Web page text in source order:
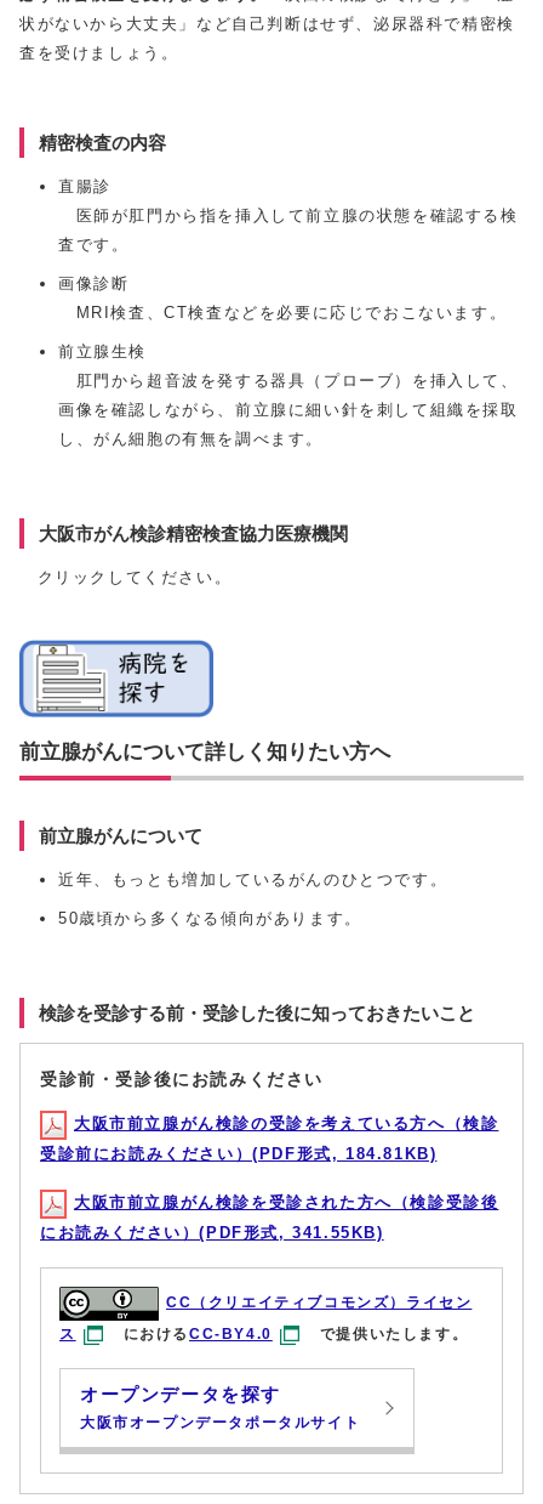
状がないから大丈夫」など自己判断はせず、泌尿器科で精密検
査を受けましょう。
精密検査の内容
直腸診
医師が肛門から指を挿入して前立腺の状態を確認する検
査です。
画像診断
MRI検査、CT検査などを必要に応じでおこないます。
前立腺生検
肛門から超音波を発する器具（プローブ）を挿入して、
画像を確認しながら、前立腺に細い針を刺して組織を採取
し、がん細胞の有無を調べます。
大阪市がん検診精密検査協力医療機関
クリックしてください。
前立腺がんについて詳しく知りたい方へ
前立腺がんについて
近年、もっとも増加しているがんのひとつです。
50歳頃から多くなる傾向があります。
検診を受診する前・受診した後に知っておきたいこと
受診前・受診後にお読みください
大阪市前立腺がん検診の受診を考えている方へ（検診
受診前にお読みください）(PDF形式, 184.81KB)
大阪市前立腺がん検診を受診された方へ（検診受診後
にお読みください）(PDF形式, 341.55KB)
CC（クリエイティブコモンズ）ライセン
ス
におけるCC-BY4.0 で提供いたします。
オープンデータを探す
大阪市オープンデータポータルサイト